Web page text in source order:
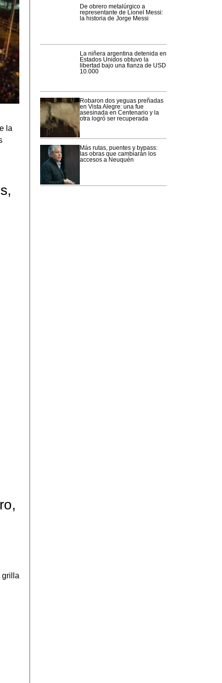
la
grilla
De obrero metalúrgico a
representante de Lionel Messi:
la historia de Jorge Messi
La niñera argentina detenida en
Estados Unidos obtuvo la
libertad bajo una fianza de USD
10.000
Robaron dos yeguas preñadas
en Vista Alegre: una fue
asesinada en Centenario y la
otra logró ser recuperada
Más rutas, puentes y bypass:
las obras que cambiarán los
accesos a Neuquén